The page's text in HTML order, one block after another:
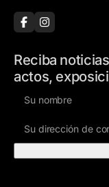
Reciba
actos,